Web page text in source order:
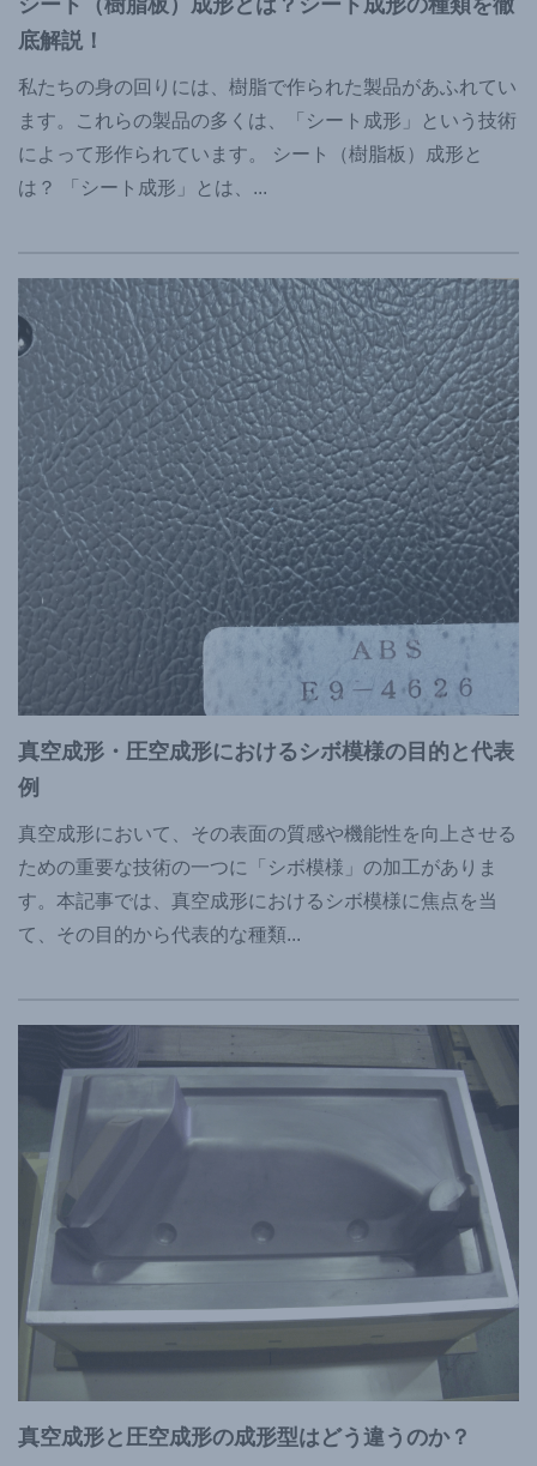
底解説！
私たちの身の回りには、樹脂で作られた製品があふれてい
ます。これらの製品の多くは、「シート成形」という技術
によって形作られています。 シート（樹脂板）成形と
は？ 「シート成形」とは、 ...
真空成形・圧空成形におけるシボ模様の目的と代表
例
真空成形において、その表面の質感や機能性を向上させる
ための重要な技術の一つに「シボ模様」の加工がありま
す。本記事では、真空成形におけるシボ模様に焦点を当
て、その目的から代表的な種類...
真空成形と圧空成形の成形型はどう違うのか？